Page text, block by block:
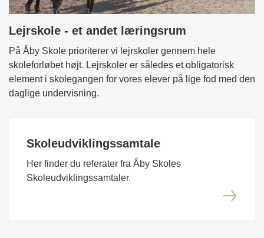
Lejrskole - et andet læringsrum
På Åby Skole prioriterer vi lejrskoler gennem hele
skoleforløbet højt. Lejrskoler er således et obligatorisk
element i skolegangen for vores elever på lige fod med den
daglige undervisning.
Skoleudviklingssamtale
Her finder du referater fra Åby Skoles
Skoleudviklingssamtaler.